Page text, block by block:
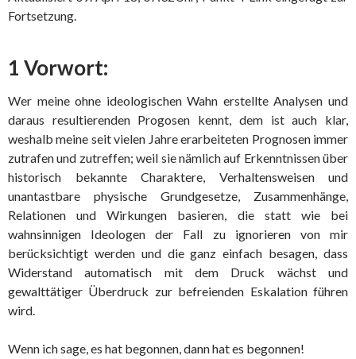
Fortsetzung.
1 Vorwort:
Wer meine ohne ideologischen Wahn erstellte Analysen und
daraus resultierenden Progosen kennt, dem ist auch klar,
weshalb meine seit vielen Jahre erarbeiteten Prognosen immer
zutrafen und zutreffen; weil sie nämlich auf Erkenntnissen über
historisch bekannte Charaktere, Verhaltensweisen und
unantastbare physische Grundgesetze, Zusammenhänge,
Relationen und Wirkungen basieren, die statt wie bei
wahnsinnigen Ideologen der Fall zu ignorieren von mir
berücksichtigt werden und die ganz einfach besagen, dass
Widerstand automatisch mit dem Druck wächst und
gewalttätiger Überdruck zur befreienden Eskalation führen
wird.
Wenn ich sage, es hat begonnen, dann hat es begonnen!